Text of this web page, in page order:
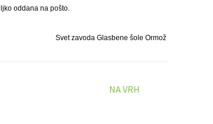
oddana na pošto.
Svet zavoda Glasbene šole Ormož
NA VRH